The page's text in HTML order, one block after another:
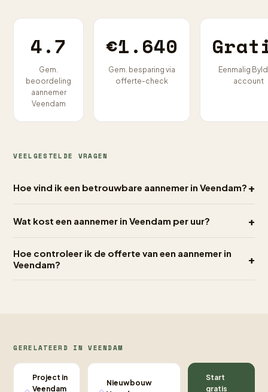
4.7
Gem.
beoordeling
aannemer
Veendam
€1.640
Gem. besparing via
offerte-check
Eenmalig
account
VEELGESTELDE VRAGEN
Hoe vind ik een betrouwbare aannemer in Veendam? +
Wat kost een aannemer in Veendam per uur? +
Hoe controleer ik de offerte van een aannemer in
Veendam?
+
GERELATEERD IN VEENDAM
Project in
Veendam
Nieuwbouw
Start
gratis